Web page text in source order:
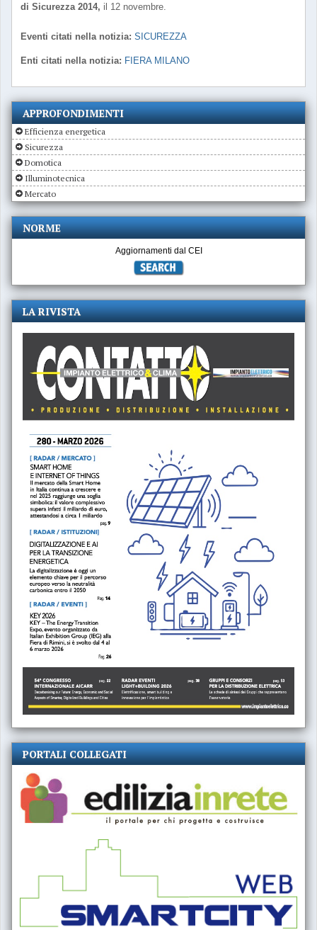
di Sicurezza 2014, il 12 novembre.
Eventi citati nella notizia: SICUREZZA
Enti citati nella notizia: FIERA MILANO
APPROFONDIMENTI
Efficienza energetica
Sicurezza
Domotica
Illuminotecnica
Mercato
NORME
Aggiornamenti dal CEI
LA RIVISTA
PORTALI COLLEGATI